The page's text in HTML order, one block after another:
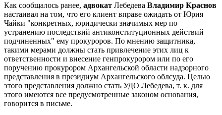
Как сообщалось ранее, адвокат Лебедева Владимир Краснов
настаивал на том, что его клиент вправе ожидать от Юрия
Чайки "конкретных, юридически значимых мер по
устранению последствий антиконституционных действий
подчиненных" ему прокуроров. По мнению защитника,
такими мерами должны стать привлечение этих лиц к
ответственности и внесение генпрокурором или по его
поручению прокурором Архангельской области надзорного
представления в президиум Архангельского облсуда. Целью
этого представления должно стать УДО Лебедева, т. к. для
этого имеются все предусмотренные законом основания,
говорится в письме.